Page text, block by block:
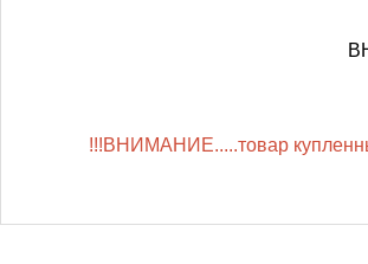
!!!ВНИМАНИЕ.....товар